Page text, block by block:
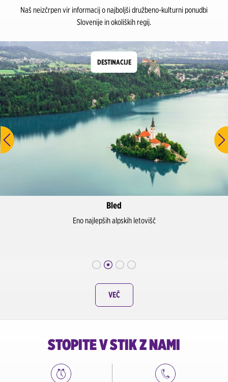
Naš neizčrpen vir informacij o najboljši družbeno-kulturni ponudbi
Slovenije in okoliških regij.
DESTINACIJE
Bled
Eno najlepših alpskih letovišč
VEČ
STOPITE V STIK Z NAMI